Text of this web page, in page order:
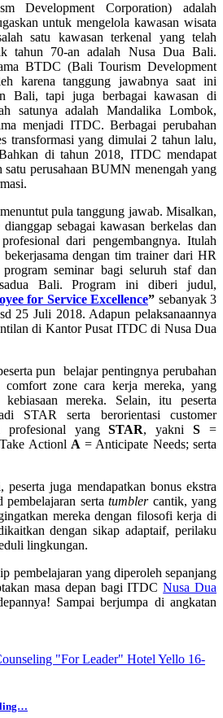
Development Corporation) adalah
untuk mengelola kawasan wisata
satu kawasan terkenal yang telah
tahun 70-an adalah Nusa Dua Bali.
BTDC (Bali Tourism Development
karena tanggung jawabnya saat ini
Bali, tapi juga berbagai kawasan di
satunya adalah Mandalika Lombok,
menjadi ITDC. Berbagai perubahan
transformasi yang dimulai 2 tahun lalu,
di tahun 2018, ITDC mendapat
satu perusahaan BUMN menengah yang
pula tanggung jawab. Misalkan,
sebagai kawasan berkelas dan
dari pengembangnya. Itulah
dengan tim trainer dari HR
program seminar bagi seluruh staf dan
Bali. Program ini diberi judul,
for Service Excellence” sebanyak 3
25 Juli 2018. Adapun pelaksanaannya
di Kantor Pusat ITDC di Nusa Dua
pun belajar pentingnya perubahan
comfort zone cara kerja mereka, yang
kebiasaan mereka. Selain, itu peserta
STAR serta berorientasi customer
profesional yangSTAR, yakniS =
Actionl A = Anticipate Needs; serta
juga mendapatkan bonus ekstra
serta tumblercantik, yang
mereka dengan filosofi kerja di
dengan sikap adaptaif, perilaku
lingkungan.
pembelajaran yang diperoleh sepanjang
masa depan bagi ITDCNusa Dua
Sampai berjumpa di angkatan